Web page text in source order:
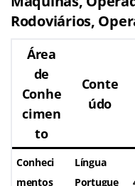
Rodoviários,
Área
de
Conhe
cimen
to
Conte
údo
Conheci
mentos
Língua
Portugue